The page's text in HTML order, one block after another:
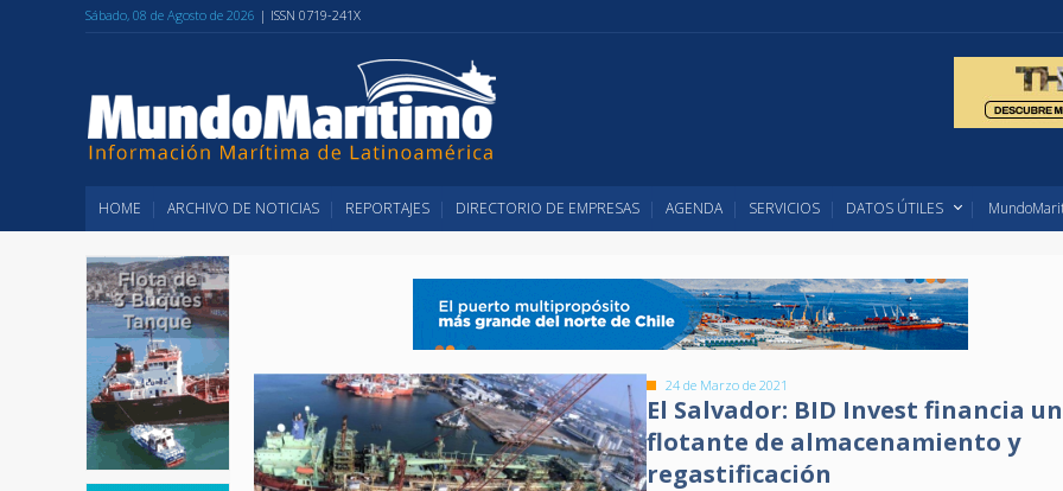
Sábado, 08 de Agosto de 2026 | ISSN 0719-241X
HOME ARCHIVO DE NOTICIAS REPORTAJES DIRECTORIO DE EMPRESAS AGENDA SERVICIOS DATOS ÚTILES
24 de Marzo de 2021
El Salvador: BID Invest financia
flotante de almacenamiento y
regastificación